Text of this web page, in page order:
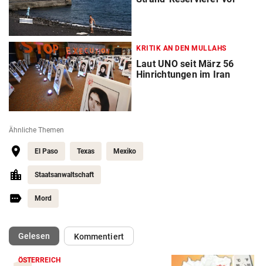
KRITIK AN DEN MULLAHS
Laut UNO seit März 56
Hinrichtungen im Iran
Ähnliche Themen
El Paso Texas Mexiko
Staatsanwaltschaft
Mord
Gelesen(ausgewählt)Kommentiert
ÖSTERREICH